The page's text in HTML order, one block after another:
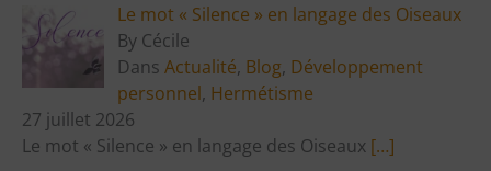
Le mot « Silence » en langage des Oiseaux
By Cécile
Dans Actualité, Blog, Développement
personnel, Hermétisme
27 juillet 2026
Le mot « Silence » en langage des Oiseaux […]